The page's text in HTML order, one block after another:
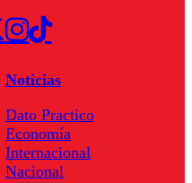
Noticias
Dato Practico
Economía
Internacional
Nacional